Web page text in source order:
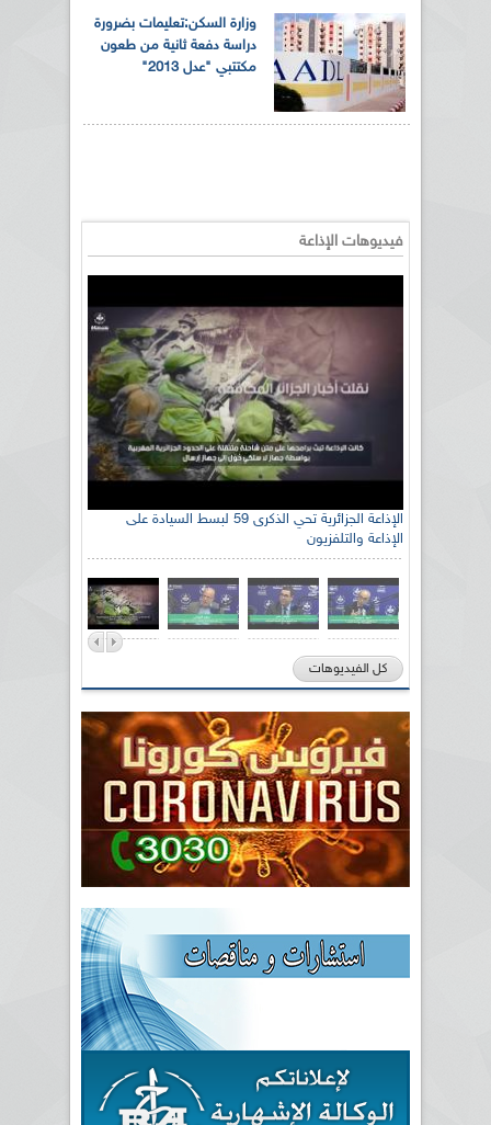
وزارة السكن:تعليمات بضرورة
دراسة دفعة ثانية من طعون
مكتتبي "عدل 2013"
فيديوهات الإذاعة
الإذاعة الجزائرية تحي الذكرى 59 لبسط السيادة على
الإذاعة والتلفزيون
كل الفيديوهات